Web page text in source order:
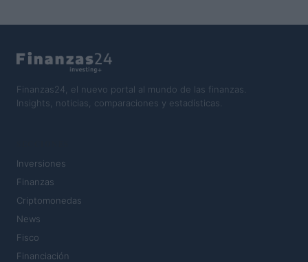
Finanzas24, el nuevo portal al mundo de las finanzas.
Insights, noticias, comparaciones y estadísticas.
Inversiones
Finanzas
Criptomonedas
News
Fisco
Financiación